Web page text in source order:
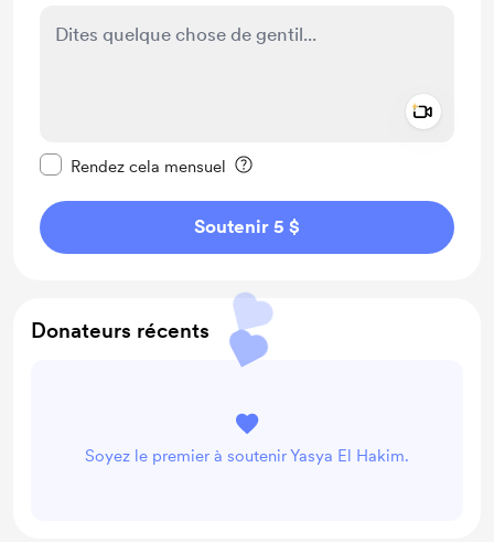
Rendez cela mensuel
Soutenir 5 $
Donateurs récents
Soyez le premier à soutenir Yasya El Hakim.